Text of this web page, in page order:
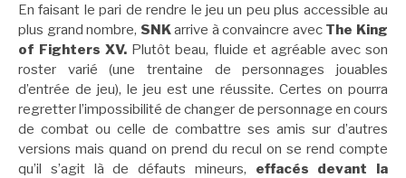
En faisant le pari de rendre le jeu un peu plus accessible au
plus grand nombre, SNKarrive à convaincre avec The King
of Fighters XV. Plutôt beau, fluide et agréable avec son
roster varié (une trentaine de personnages jouables
d’entrée de jeu), le jeu est une réussite. Certes on pourra
regretter l’impossibilité de changer de personnage en cours
de combat ou celle de combattre ses amis sur d’autres
versions mais quand on prend du recul on se rend compte
qu’il s’agit là de défauts mineurs, effacés devant la